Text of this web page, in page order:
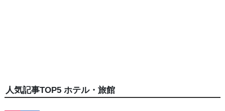
人気記事TOP5 ホテル・旅館